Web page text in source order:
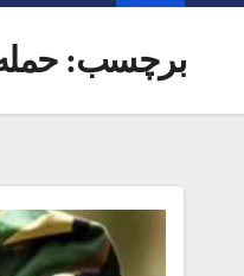
برچسب: